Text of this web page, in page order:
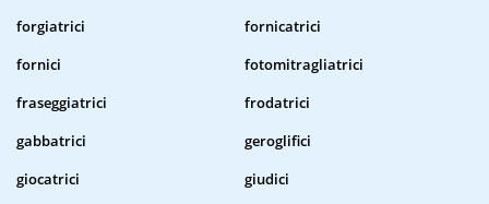
forgiatrici
fornicatrici
fornici
fotomitragliatrici
fraseggiatrici
frodatrici
gabbatrici
geroglifici
giocatrici
giudici